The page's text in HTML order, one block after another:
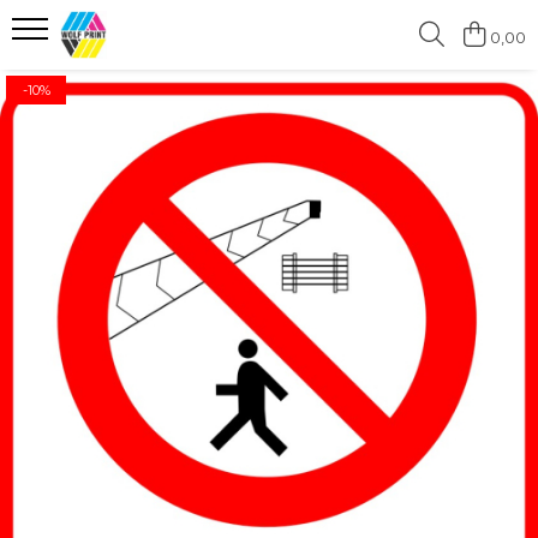
Produse Categorii
Stickere pentru Produse Bio &
Stickere personalizate printate
si decupate
Stickere copii
Stickere educationale
Stickere decorative
Stickere personalizate
Carti de Vizita
Sisteme de Afisare
Placute Gravate Personalizate
0,00
-10%